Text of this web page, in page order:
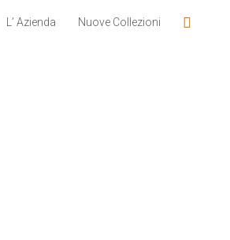
L’ Azienda Nuove Collezioni Cerca